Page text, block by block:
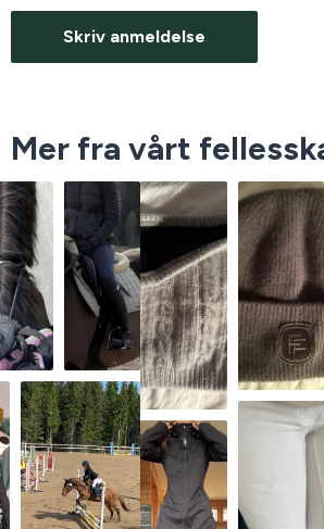
Skriv anmeldelse
Mer fra vårt